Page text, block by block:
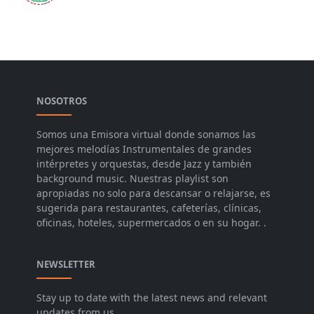
NOSOTROS
Somos una Emisora virtual donde sonamos las
mejores melodías Instrumentales de grandes
intérpretes y orquestas, desde Jazz y también
background music. Nuestras playlist son
apropiadas no solo para descansar o relajarse, es
sugerida para restaurantes, cafeterías, clínicas,
oficinas, hoteles, supermercados o en su hogar. .
NEWSLETTER
Stay up to date with the latest news and relevant